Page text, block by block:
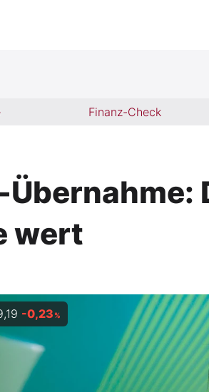
Finanz-Check
lesen
wert
-0,23%